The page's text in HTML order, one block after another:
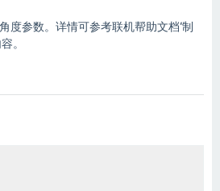
度参数。详情可参考联机帮助文档‘制
。